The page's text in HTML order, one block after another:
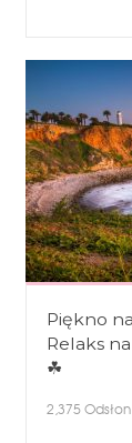
Piękno
Relaks
☘
2,375Odsłon